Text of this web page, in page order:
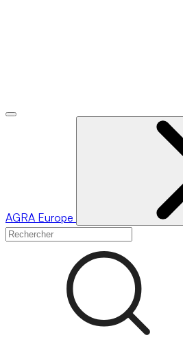
AGRA Europe